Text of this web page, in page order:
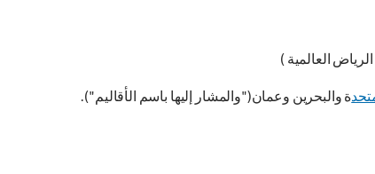
العالمية )
ة والبحرين وعمان("والمشار إليها باسم الأقاليم").